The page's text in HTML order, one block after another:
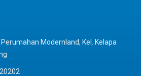
Modernland, Kel. Kelapa